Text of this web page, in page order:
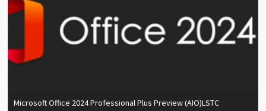
Microsoft Office 2024 Professional Plus Preview (AIO)LSTC